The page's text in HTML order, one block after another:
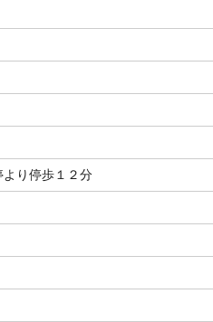
り停歩１２分